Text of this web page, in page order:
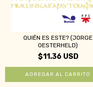
QUIÉN ES ESTE? (JORGE
OESTERHELD)
$11.36 USD